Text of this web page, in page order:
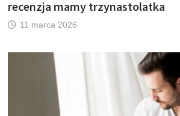
recenzja mamy trzynastolatka
11 marca 2026